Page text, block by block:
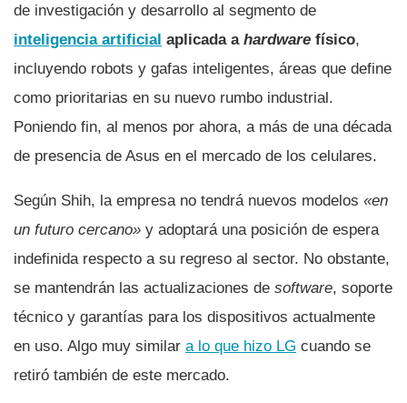
de investigación y desarrollo al segmento de
inteligencia artificial aplicada a hardware físico,
incluyendo robots y gafas inteligentes, áreas que define
como prioritarias en su nuevo rumbo industrial.
Poniendo fin, al menos por ahora, a más de una década
de presencia de Asus en el mercado de los celulares.
Según Shih, la empresa no tendrá nuevos modelos «en
un futuro cercano» y adoptará una posición de espera
indefinida respecto a su regreso al sector. No obstante,
se mantendrán las actualizaciones de software, soporte
técnico y garantías para los dispositivos actualmente
en uso. Algo muy similar a lo que hizo LG cuando se
retiró también de este mercado.